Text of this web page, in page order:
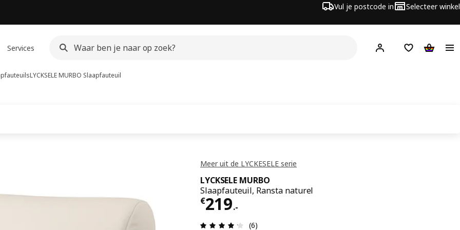
Vul je postcode in Selecteer winkel
Services Hej! Log in
LYCKSELE MURBO Slaapfauteuil
Meer uit de LYCKESELE serie
LYCKSELE MURBO
Slaapfauteuil, Ransta naturel
€219.-
Prijs € 219.-
Review: 4.2 van 5 sterren. Totaal beoordelingen: 6
(6)